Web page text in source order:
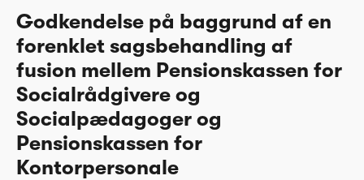
Godkendelse på baggrund af en
forenklet sagsbehandling af
fusion mellem Pensionskassen for
Socialrådgivere og
Socialpædagoger og
Pensionskassen for
Kontorpersonale